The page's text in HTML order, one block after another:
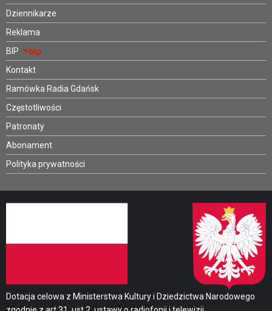
Dziennikarze
Reklama
BIP
Kontakt
Ramówka Radia Gdańsk
Częstotliwości
Patronaty
Abonament
Polityka prywatności
Dotacja celowa z Ministerstwa Kultury i Dziedzictwa Narodowego